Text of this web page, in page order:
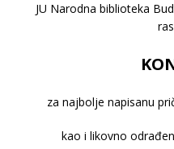
JU Narodna biblioteka
za najbolje napisanu
kao i likovno